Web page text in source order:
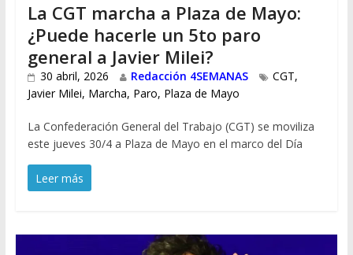
La CGT marcha a Plaza de Mayo:
¿Puede hacerle un 5to paro
general a Javier Milei?
30 abril, 2026 Redacción 4SEMANAS CGT,
Javier Milei, Marcha, Paro, Plaza de Mayo
La Confederación General del Trabajo (CGT) se moviliza
este jueves 30/4 a Plaza de Mayo en el marco del Día
Leer más